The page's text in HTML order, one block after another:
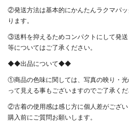
②発送方法は基本的にかんたんラクマパ
ります。
③送料を抑えるためコンパクトにして発
等についてはご了承ください。
◆◆出品について◆◆
①商品の色味に関しては、写真の映り・
って見える事もございますのでご了承くだ
②古着の使用感は感じ方に個人差がござ
購入前にご質問お願いします。